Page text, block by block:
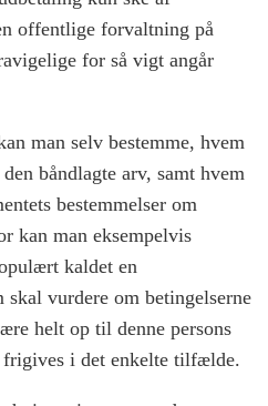
offentlige forvaltning på
for så vigt angår
man selv bestemme, hvem
båndlagte arv, samt hvem
bestemmelser om
kan man eksempelvis
kaldet en
skal vurdere om betingelserne
helt op til denne persons
i det enkelte tilfælde.